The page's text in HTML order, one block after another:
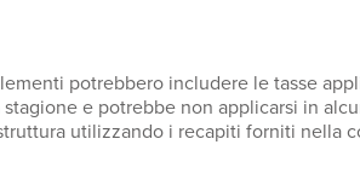
potrebbero includere le tasse
e potrebbe non applicarsi in
utilizzando i recapiti forniti nella